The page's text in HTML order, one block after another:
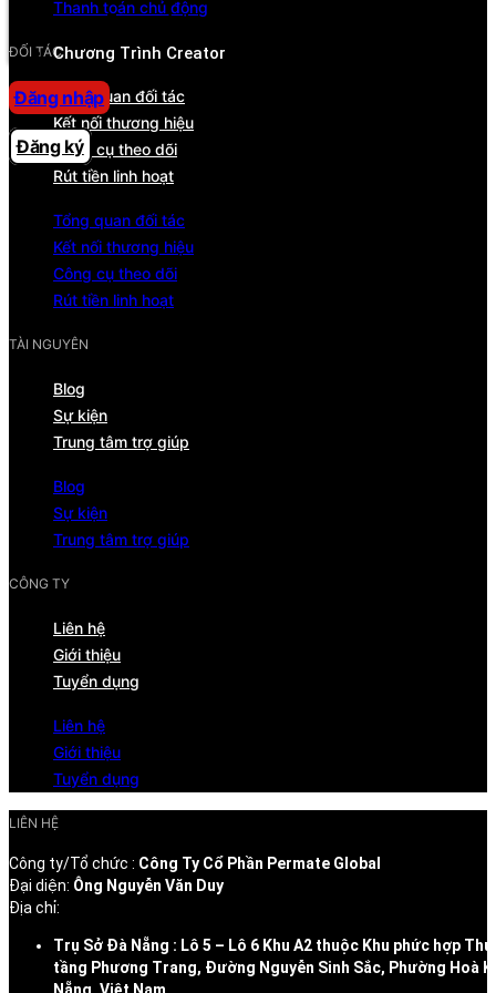
Trung tâm trợ giúp
Chương Trình Creator
Đăng nhập
Đăng ký
Thanh toán chủ động
ĐỐI TÁC
Tổng quan đối tác
Kết nối thương hiệu
Công cụ theo dõi
Rút tiền linh hoạt
Tổng quan đối tác
Kết nối thương hiệu
Công cụ theo dõi
Rút tiền linh hoạt
TÀI NGUYÊN
Blog
Sự kiện
Trung tâm trợ giúp
Blog
Sự kiện
Trung tâm trợ giúp
CÔNG TY
Liên hệ
Giới thiệu
Tuyển dụng
Liên hệ
Giới thiệu
Tuyển dụng
LIÊN HỆ
Công ty/Tổ chức : Công Ty Cổ Phần Permate Global
Đại diện: Ông Nguyễn Văn Duy
Địa chỉ:
Trụ Sở Đà Nẵng : Lô 5 – Lô 6 Khu A2 thuộc Khu phức hợp
tầng Phương Trang, Đường Nguyễn Sinh Sắc, Phường Hoà
Nẵng, Việt Nam